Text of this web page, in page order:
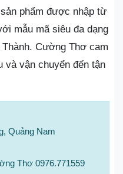
phẩm được nhập từ
mẫu mã siêu đa dạng
Cường Thơ cam
và vận chuyển đến tận
Quảng Nam
Thơ 0976.771559